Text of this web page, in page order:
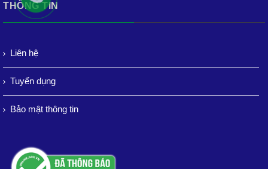
THÔNG TIN
Liên hệ
Tuyển dụng
Bảo mật thông tin